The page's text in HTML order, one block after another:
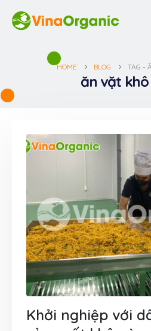
HOME BLOG TAG -
ăn vặt
Khởi nghiệp với